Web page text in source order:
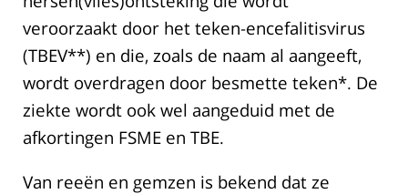
veroorzaakt door het teken-encefalitisvirus
(TBEV**) en die, zoals de naam al aangeeft,
wordt overdragen door besmette teken*. De
ziekte wordt ook wel aangeduid met de
afkortingen FSME en TBE.
Van reeën en gemzen is bekend dat ze